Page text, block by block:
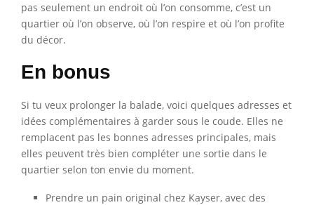
pas seulement un endroit où l’on consomme, c’est un
quartier où l’on observe, où l’on respire et où l’on profite
du décor.
En bonus
Si tu veux prolonger la balade, voici quelques adresses et
idées complémentaires à garder sous le coude. Elles ne
remplacent pas les bonnes adresses principales, mais
elles peuvent très bien compléter une sortie dans le
quartier selon ton envie du moment.
Prendre un pain original chez Kayser, avec des